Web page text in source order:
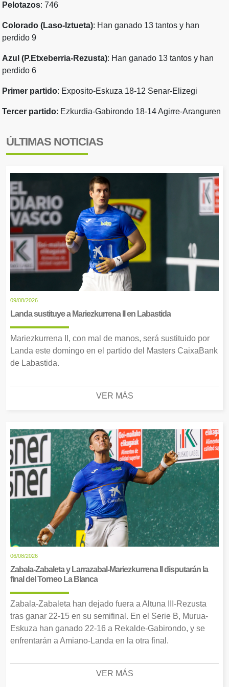
Pelotazos: 746
Colorado (Laso-Iztueta): Han ganado 13 tantos y han
perdido 9
Azul (P.Etxeberria-Rezusta): Han ganado 13 tantos y han
perdido 6
Primer partido: Exposito-Eskuza 18-12 Senar-Elizegi
Tercer partido: Ezkurdia-Gabirondo 18-14 Agirre-Aranguren
ÚLTIMAS NOTICIAS
09/08/2026
Landa sustituye a Mariezkurrena II en Labastida
Mariezkurrena II, con mal de manos, será sustituido por
Landa este domingo en el partido del Masters CaixaBank
de Labastida.
VER MÁS
06/08/2026
Zabala-Zabaleta y Larrazabal-Mariezkurrena II disputarán la
final del Torneo La Blanca
Zabala-Zabaleta han dejado fuera a Altuna III-Rezusta
tras ganar 22-15 en su semifinal. En el Serie B, Murua-
Eskuza han ganado 22-16 a Rekalde-Gabirondo, y se
enfrentarán a Amiano-Landa en la otra final.
VER MÁS